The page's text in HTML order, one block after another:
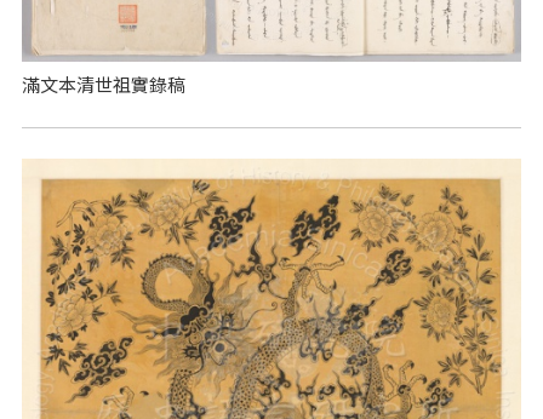
滿文本清世祖實錄稿